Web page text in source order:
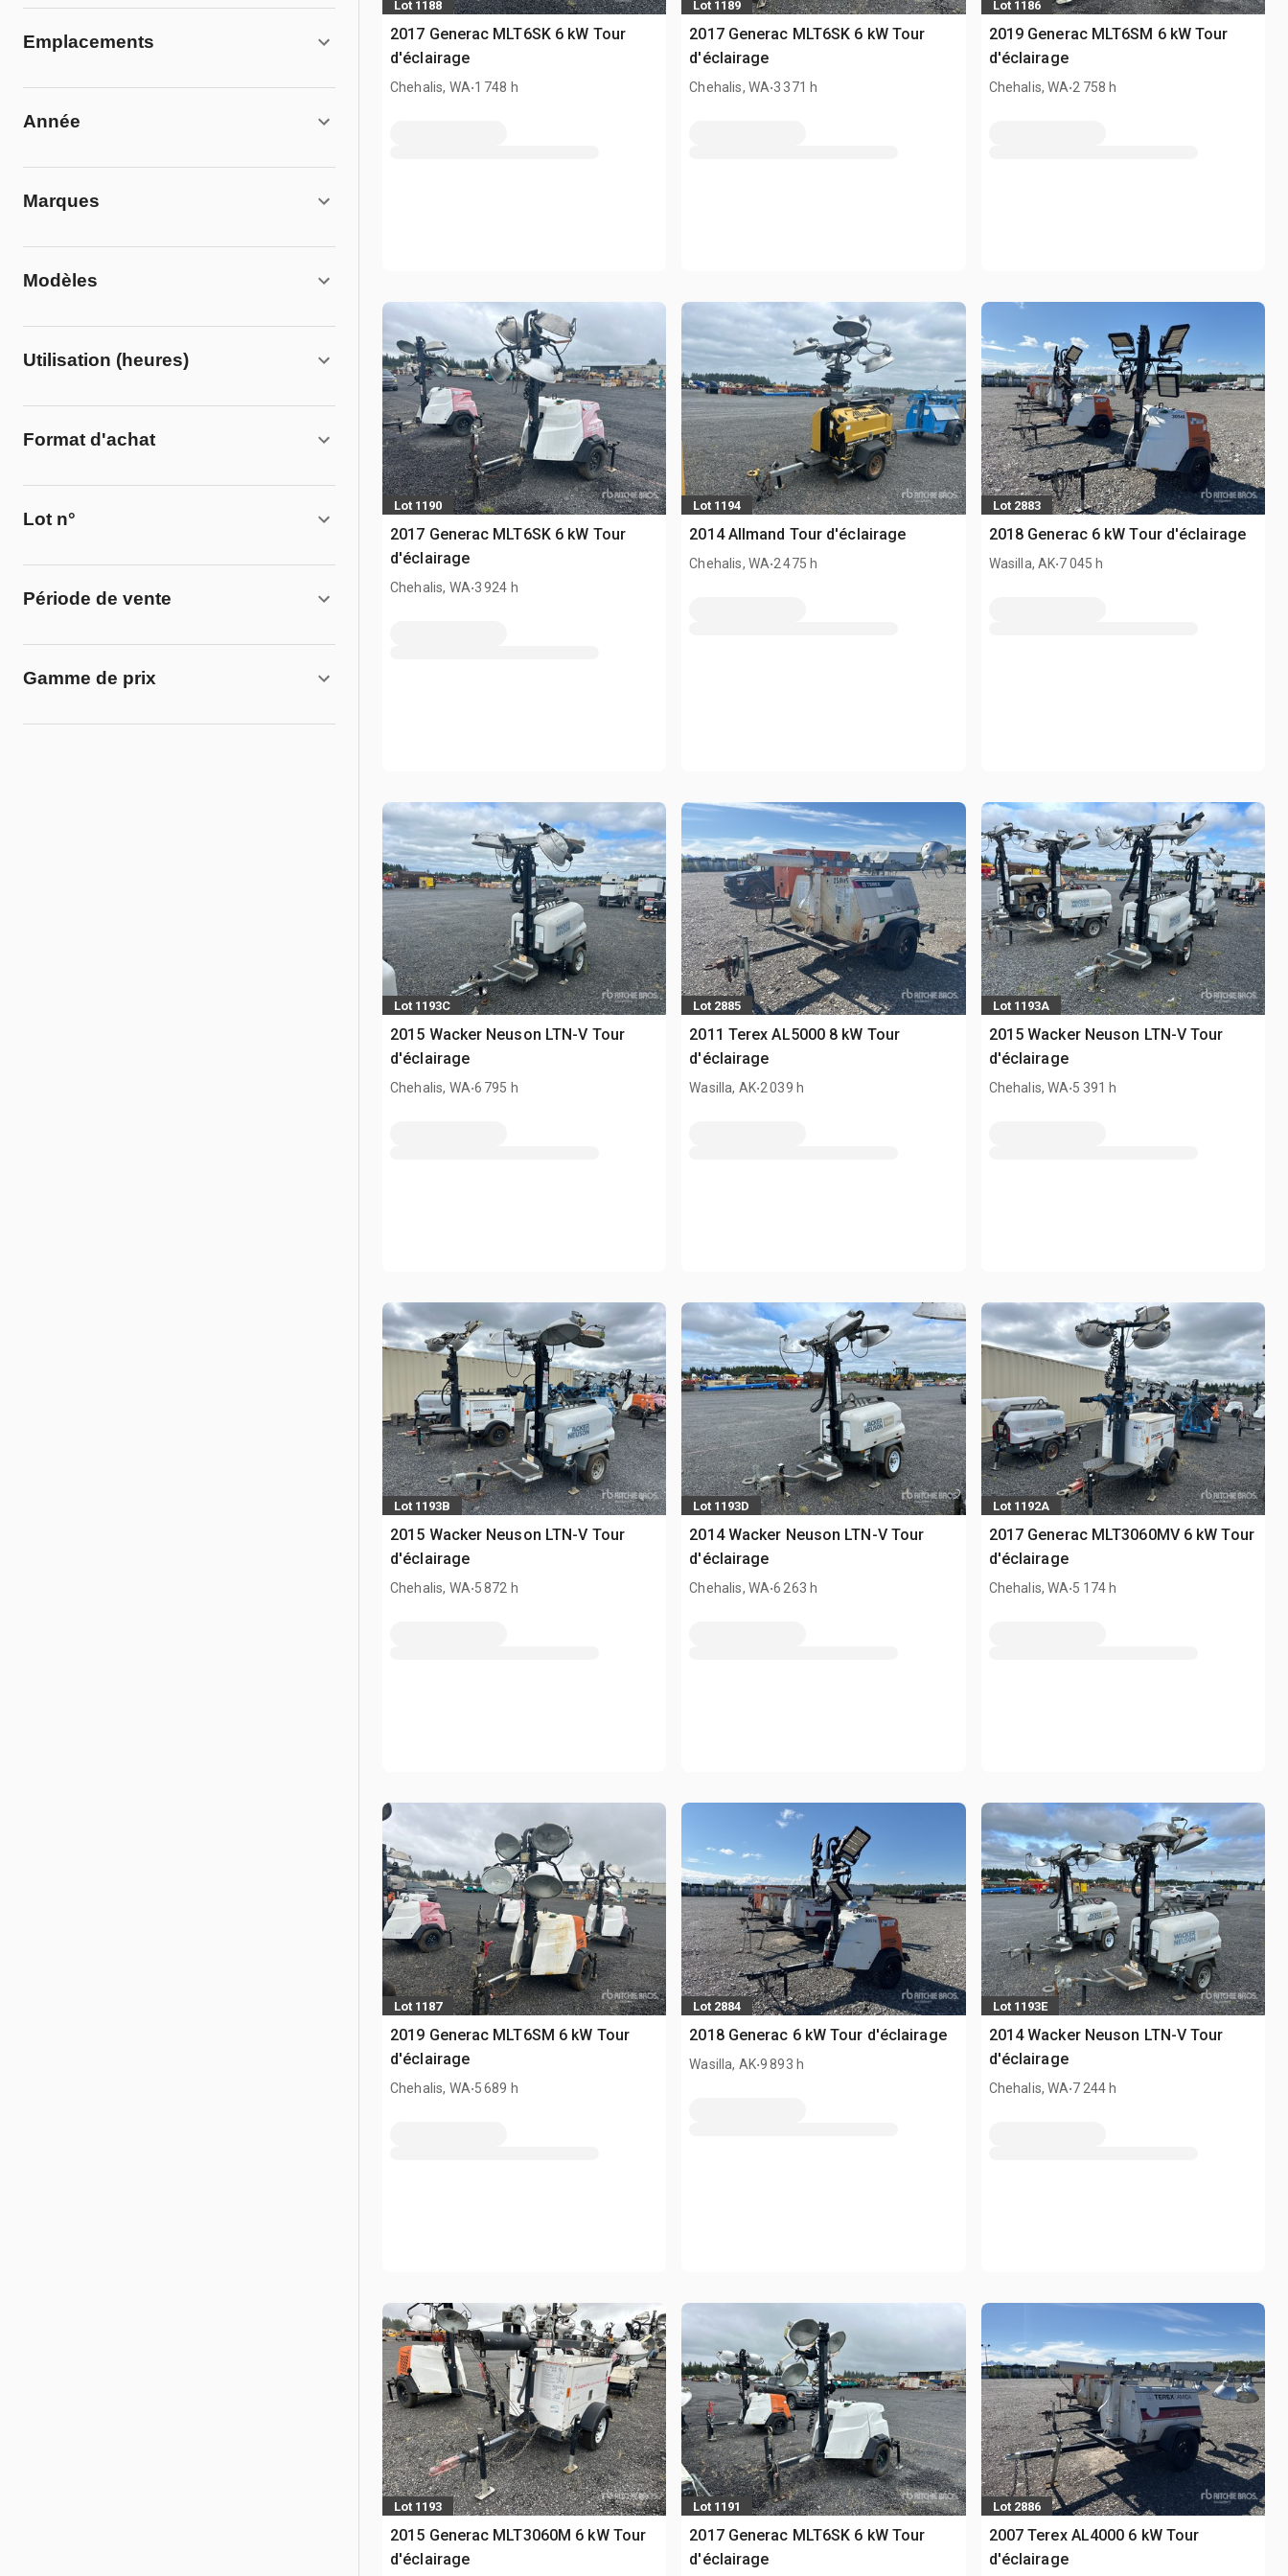
Emplacements
Année
Marques
Modèles
Utilisation (heures)
Format d'achat
Lot n°
Période de vente
Gamme de prix
Lot 1188
2017 Generac MLT6SK 6 kW Tour
d'éclairage
Chehalis, WA.1 748 h
Lot 1189
2017 Generac MLT6SK 6 kW Tour
d'éclairage
Chehalis, WA.3 371 h
Lot 1186
2019 Generac MLT6SM 6 kW Tour
d'éclairage
Chehalis, WA.2 758 h
Lot 1190
2017 Generac MLT6SK 6 kW Tour
d'éclairage
Chehalis, WA.3 924 h
Lot 1194
2014 Allmand Tour d'éclairage
Chehalis, WA.2 475 h
Lot 2883
2018 Generac 6 kW Tour d'éclairage
Wasilla, AK.7 045 h
Lot 1193C
2015 Wacker Neuson LTN-V Tour
d'éclairage
Chehalis, WA.6 795 h
Lot 2885
2011 Terex AL5000 8 kW Tour
d'éclairage
Wasilla, AK.2 039 h
Lot 1193A
2015 Wacker Neuson LTN-V Tour
d'éclairage
Chehalis, WA.5 391 h
Lot 1193B
2015 Wacker Neuson LTN-V Tour
d'éclairage
Chehalis, WA.5 872 h
Lot 1193D
2014 Wacker Neuson LTN-V Tour
d'éclairage
Chehalis, WA.6 263 h
Lot 1192A
2017 Generac MLT3060MV 6 kW Tour
d'éclairage
Chehalis, WA.5 174 h
Lot 1187
2019 Generac MLT6SM 6 kW Tour
d'éclairage
Chehalis, WA.5 689 h
Lot 2884
2018 Generac 6 kW Tour d'éclairage
Wasilla, AK.9 893 h
Lot 1193E
2014 Wacker Neuson LTN-V Tour
d'éclairage
Chehalis, WA.7 244 h
Lot 1193
2015 Generac MLT3060M 6 kW Tour
d'éclairage
Lot 1191
2017 Generac MLT6SK 6 kW Tour
d'éclairage
Lot 2886
2007 Terex AL4000 6 kW Tour
d'éclairage